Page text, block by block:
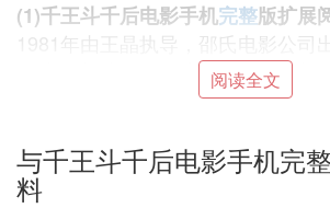
(1)千王斗千后电影手机完整版扩展
1981年由王晶执导，邵氏电影公司
剧片，由谢贤和王禹主演，本片为王
② 泰迪罗斌抖音热门香港偷
么电影
阅读全文
与千王斗千后电影手机完
料